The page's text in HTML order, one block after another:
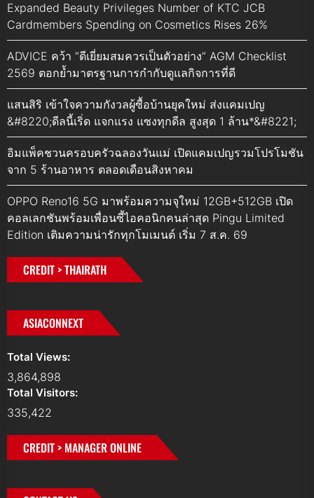
Expanded Beauty Privileges Number of KTC JCB
Cardmembers Spending on Cosmetics Rises 26%
ADVICE คว้า “ดีเยี่ยมสมควรเป็นตัวอย่าง” AGM Checklist
2569 ตอกย้ำมาตรฐานการกำกับดูแลกิจการที่ดี
แสนสิริ เข้าใจความกังวลผู้ซื้อบ้านยุคใหม่ ส่งแคมเปญ
&#8220;ดีลนี้เริ่ด แจกแรง แซงทุกดีล สูงสุด 1 ล้าน*&#8221;
อิมแพ็คชวนครอบครัวฉลองวันแม่ เปิดแคมเปญรวมโปรโมชัน
จาก 5 ร้านอาหาร ตลอดเดือนสิงหาคม
OPPO Reno16 5G มาพร้อมความจุใหม่ 12GB+512GB เปิด
คอลเลกชันพร้อมเพื่อนซี้ไอคอนิกคนล่าสุด Pingu Limited
Edition เติมความน่ารักทุกโมเมนต์ เริ่ม 7 ส.ค. 69
CREDIT > THAIRATH
ASIACONNEXT
Total Views:
3,864,898
Total Visitors:
335,422
CREDIT > MANAGER ONLINE